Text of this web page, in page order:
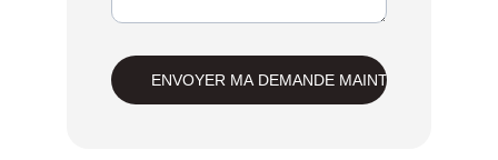
ENVOYER MA DEMANDE MAINTENANT